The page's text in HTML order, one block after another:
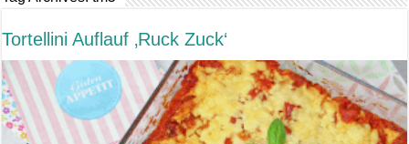
Tortellini Auflauf ‚Ruck Zuck‘